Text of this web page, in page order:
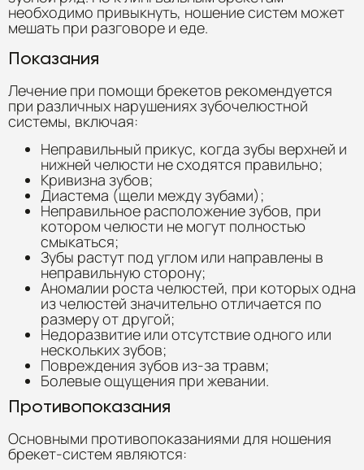
необходимо привыкнуть, ношение систем может
мешать при разговоре и еде.
Показания
Лечение при помощи брекетов рекомендуется
при различных нарушениях зубочелюстной
системы, включая:
Неправильный прикус, когда зубы верхней и
нижней челюсти не сходятся правильно;
Кривизна зубов;
Диастема (щели между зубами);
Неправильное расположение зубов, при
котором челюсти не могут полностью
смыкаться;
Зубы растут под углом или направлены в
неправильную сторону;
Аномалии роста челюстей, при которых одна
из челюстей значительно отличается по
размеру от другой;
Недоразвитие или отсутствие одного или
нескольких зубов;
Повреждения зубов из-за травм;
Болевые ощущения при жевании.
Противопоказания
Основными противопоказаниями для ношения
брекет-систем являются: